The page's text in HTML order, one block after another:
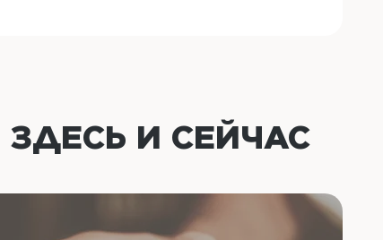
ЗДЕСЬ И СЕЙЧАС